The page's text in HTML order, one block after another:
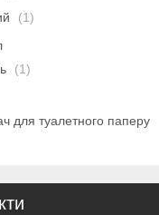
1
1
для туалетного паперу